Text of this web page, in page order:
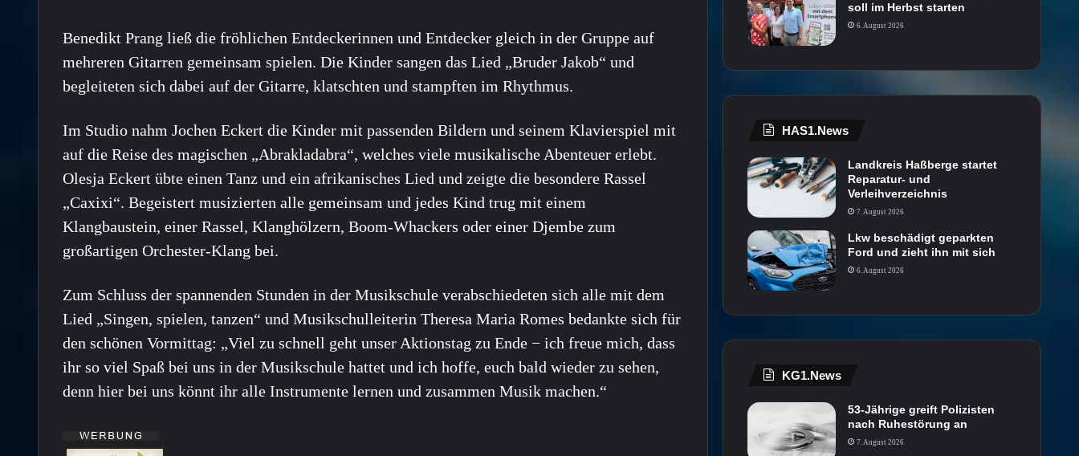
Benedikt Prang ließ die fröhlichen Entdeckerinnen und Entdecker gleich in der Gruppe auf
mehreren Gitarren gemeinsam spielen. Die Kinder sangen das Lied „Bruder Jakob“ und
begleiteten sich dabei auf der Gitarre, klatschten und stampften im Rhythmus.
Im Studio nahm Jochen Eckert die Kinder mit passenden Bildern und seinem Klavierspiel mit
auf die Reise des magischen „Abrakladabra“, welches viele musikalische Abenteuer erlebt.
Olesja Eckert übte einen Tanz und ein afrikanisches Lied und zeigte die besondere Rassel
„Caxixi“. Begeistert musizierten alle gemeinsam und jedes Kind trug mit einem
Klangbaustein, einer Rassel, Klanghölzern, Boom-Whackers oder einer Djembe zum
großartigen Orchester-Klang bei.
Zum Schluss der spannenden Stunden in der Musikschule verabschiedeten sich alle mit dem
Lied „Singen, spielen, tanzen“ und Musikschulleiterin Theresa Maria Romes bedankte sich für
den schönen Vormittag: „Viel zu schnell geht unser Aktionstag zu Ende − ich freue mich, dass
ihr so viel Spaß bei uns in der Musikschule hattet und ich hoffe, euch bald wieder zu sehen,
denn hier bei uns könnt ihr alle Instrumente lernen und zusammen Musik machen.“
soll im Herbst starten
6. August 2026
HAS1.News
Landkreis Haßberge startet
Reparatur- und
Verleihverzeichnis
7. August 2026
Lkw beschädigt geparkten
Ford und zieht ihn mit sich
6. August 2026
KG1.News
53-Jährige greift Polizisten
nach Ruhestörung an
7. August 2026